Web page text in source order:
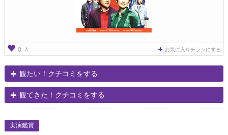
0 人 お気に入りチラシにする
観たい！クチコミをする
観てきた！クチコミをする
実演鑑賞